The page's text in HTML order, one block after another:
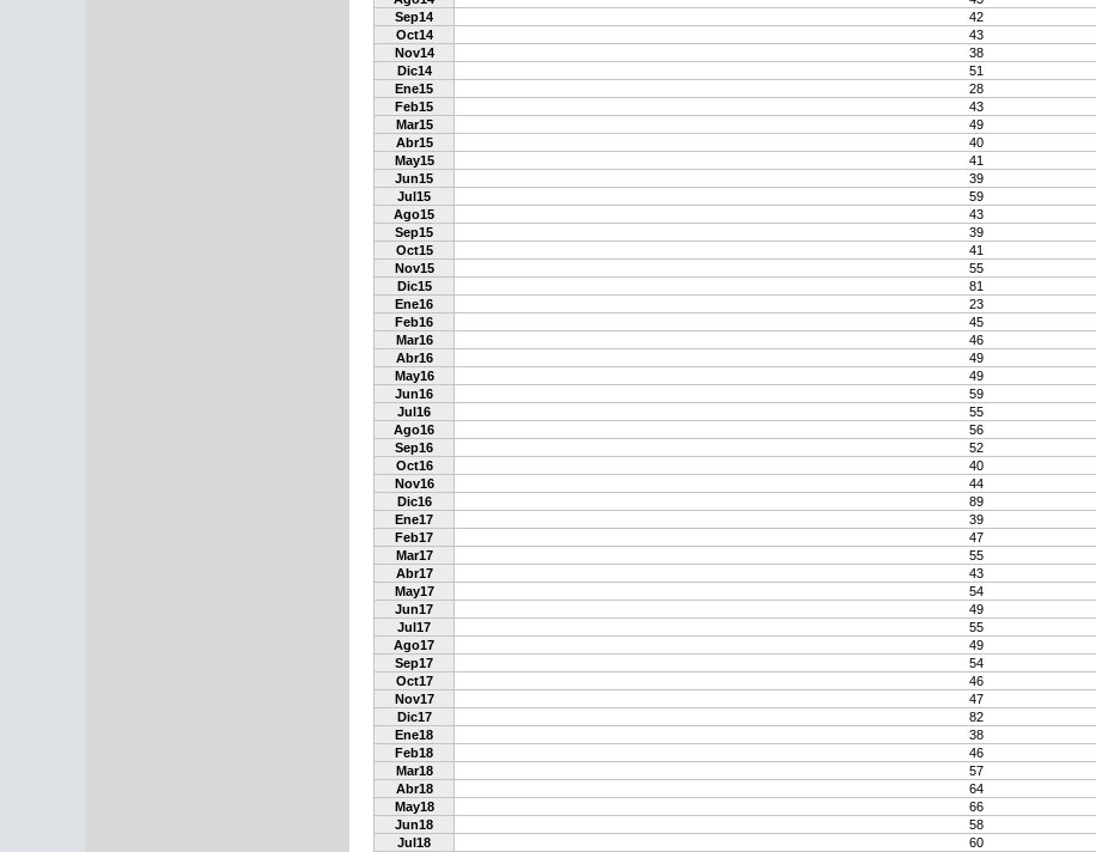
Sep14
42
Oct14
43
Nov14
38
Dic14
51
Ene15
28
Feb15
43
Mar15
49
Abr15
40
May15
41
Jun15
39
Jul15
59
Ago15
43
Sep15
39
Oct15
41
Nov15
55
Dic15
81
Ene16
23
Feb16
45
Mar16
46
Abr16
49
May16
49
Jun16
59
Jul16
55
Ago16
56
Sep16
52
Oct16
40
Nov16
44
Dic16
89
Ene17
39
Feb17
47
Mar17
55
Abr17
43
May17
54
Jun17
49
Jul17
55
Ago17
49
Sep17
54
Oct17
46
Nov17
47
Dic17
82
Ene18
38
Feb18
46
Mar18
57
Abr18
64
May18
66
Jun18
58
Jul18
60